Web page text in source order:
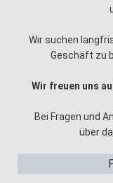
Wir suchen
Geschäft zu
Wir freuen uns
Bei Fragen und
über